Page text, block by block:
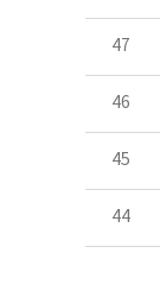
47
46
45
44